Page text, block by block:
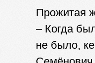
Прожитая
– Когда
не было,